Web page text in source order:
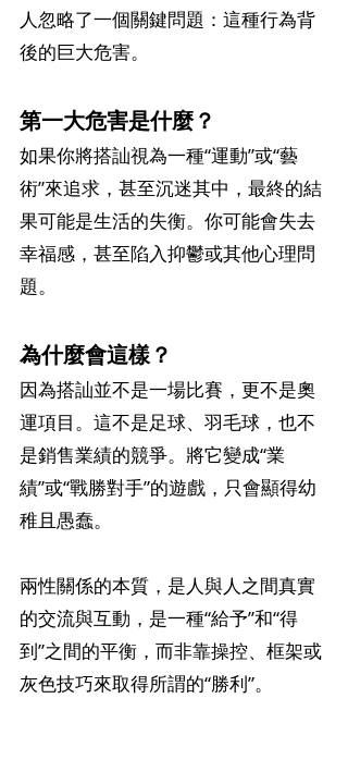
人忽略了一個關鍵問題：這種行為背
後的巨大危害。
第一大危害是什麼？
如果你將搭訕視為一種“運動”或“藝
術”來追求，甚至沉迷其中，最終的結
果可能是生活的失衡。你可能會失去
幸福感，甚至陷入抑鬱或其他心理問
題。
為什麼會這樣？
因為搭訕並不是一場比賽，更不是奧
運項目。這不是足球、羽毛球，也不
是銷售業績的競爭。將它變成“業
績”或“戰勝對手”的遊戲，只會顯得幼
稚且愚蠢。
兩性關係的本質，是人與人之間真實
的交流與互動，是一種“給予”和“得
到”之間的平衡，而非靠操控、框架或
灰色技巧來取得所謂的“勝利”。